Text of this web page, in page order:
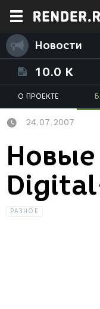
Новости
10.0 K
О ПРОЕКТЕ
24.07.2007
Новые
РАЗНОЕ